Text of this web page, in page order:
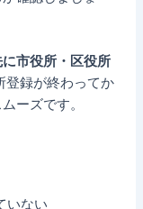
市役所・区役所
登録が終わってか
ーズです。
いない